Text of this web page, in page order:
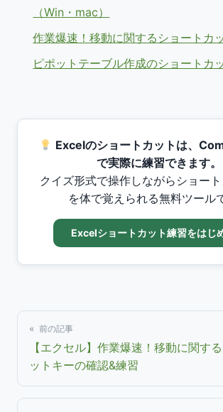
（Win・mac）
作業爆速！移動に関するショートカ
ピポットテーブル作成のショートカ
Excelのショートカットは、
で実際に練習できます。
クイズ形式で操作しながらショー
を体で覚えられる無料ツール
Excelショートカット練習をはじ
« 前の記事
【エクセル】作業爆速！移動に関す
ットキーの確認&練習